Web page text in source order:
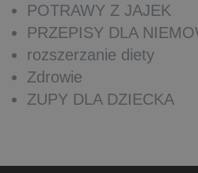
POTRAWY Z JAJEK
PRZEPISY DLA
rozszerzanie diety
Zdrowie
ZUPY DLA DZIECKA